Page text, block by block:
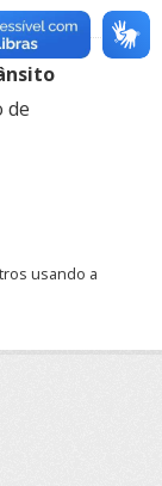
de
usando a